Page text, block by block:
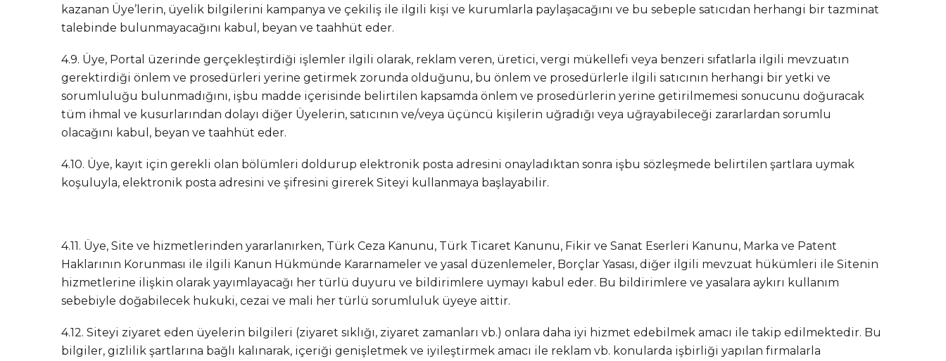
kazanan Üye’lerin, üyelik bilgilerini kampanya ve çekiliş ile ilgili kişi ve kurumlarla paylaşacağını ve bu sebeple satıcıdan herhangi bir tazminat
talebinde bulunmayacağını kabul, beyan ve taahhüt eder.
4.9. Üye, Portal üzerinde gerçekleştirdiği işlemler ilgili olarak, reklam veren, üretici, vergi mükellefi veya benzeri sıfatlarla ilgili mevzuatın
gerektirdiği önlem ve prosedürleri yerine getirmek zorunda olduğunu, bu önlem ve prosedürlerle ilgili satıcının herhangi bir yetki ve
sorumluluğu bulunmadığını, işbu madde içerisinde belirtilen kapsamda önlem ve prosedürlerin yerine getirilmemesi sonucunu doğuracak
tüm ihmal ve kusurlarından dolayı diğer Üyelerin, satıcının ve/veya üçüncü kişilerin uğradığı veya uğrayabileceği zararlardan sorumlu
olacağını kabul, beyan ve taahhüt eder.
4.10. Üye, kayıt için gerekli olan bölümleri doldurup elektronik posta adresini onayladıktan sonra işbu sözleşmede belirtilen şartlara uymak
koşuluyla, elektronik posta adresini ve şifresini girerek Siteyi kullanmaya başlayabilir.
4.11. Üye, Site ve hizmetlerinden yararlanırken, Türk Ceza Kanunu, Türk Ticaret Kanunu, Fikir ve Sanat Eserleri Kanunu, Marka ve Patent
Haklarının Korunması ile ilgili Kanun Hükmünde Kararnameler ve yasal düzenlemeler, Borçlar Yasası, diğer ilgili mevzuat hükümleri ile Sitenin
hizmetlerine ilişkin olarak yayımlayacağı her türlü duyuru ve bildirimlere uymayı kabul eder. Bu bildirimlere ve yasalara aykırı kullanım
sebebiyle doğabilecek hukuki, cezai ve mali her türlü sorumluluk üyeye aittir.
4.12. Siteyi ziyaret eden üyelerin bilgileri (ziyaret sıklığı, ziyaret zamanları vb.) onlara daha iyi hizmet edebilmek amacı ile takip edilmektedir. Bu
bilgiler, gizlilik şartlarına bağlı kalınarak, içeriği genişletmek ve iyileştirmek amacı ile reklam vb. konularda işbirliği yapılan firmalarla